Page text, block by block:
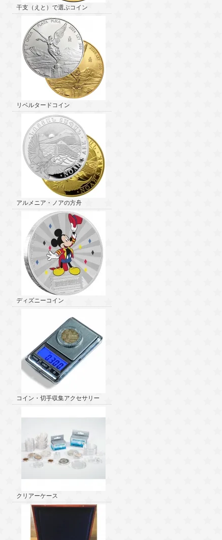
干支（えと）で選ぶコイン
リベルタードコイン
アルメニア・ノアの方舟
ディズニーコイン
コイン・切手収集アクセサリー
クリアーケース